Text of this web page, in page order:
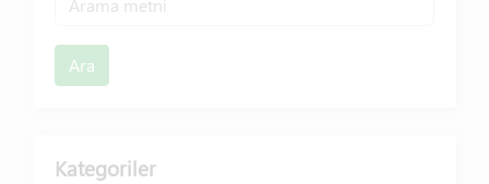
Ara
Kategoriler